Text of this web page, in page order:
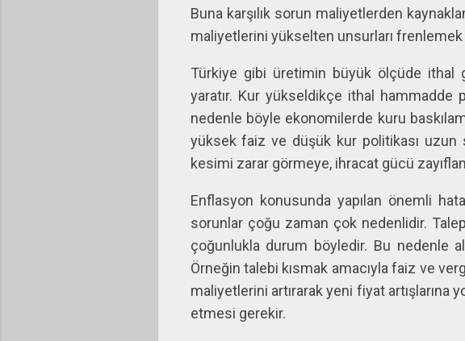
Buna karşılık sorun maliyetlerden
maliyetlerini yükselten unsurları frenlemek
Türkiye gibi üretimin büyük ölçüde ithal
yaratır. Kur yükseldikçe ithal hammadde
nedenle böyle ekonomilerde kuru
yüksek faiz ve düşük kur politikası
kesimi zarar görmeye, ihracat gücü
Enflasyon konusunda yapılan önemli
sorunlar çoğu zaman çok nedenlidir.
çoğunlukla durum böyledir. Bu nedenle
Örneğin talebi kısmak amacıyla faiz ve
maliyetlerini artırarak yeni fiyat
etmesi gerekir.